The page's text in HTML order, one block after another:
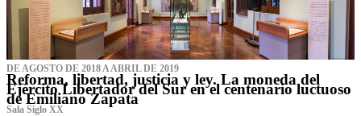
DE AGOSTO DE 2018 A ABRIL DE 2019
Reforma, libertad, justicia y ley. La moneda del
Ejército Libertador del Sur en el centenario luctuoso
de Emiliano Zapata
Sala Siglo XX